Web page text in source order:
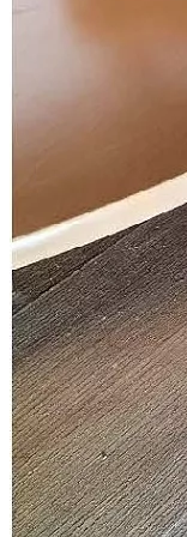
Спор о качестве
Спор о качестве
Дело выиграно
Спор о качестве
Дело выиграно
Смотреть все